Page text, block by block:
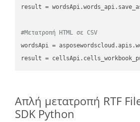
result =
#Μετατροπή HTML σε CSV
wordsApi =
result =
Απλή μετατροπή RTF
SDK Python